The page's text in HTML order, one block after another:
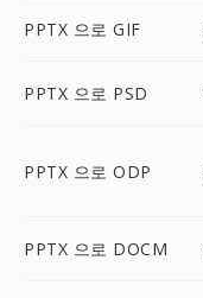
PPTX 으로 GIF
PPTX 으로 PSD
PPTX 으로 ODP
PPTX 으로 DOCM